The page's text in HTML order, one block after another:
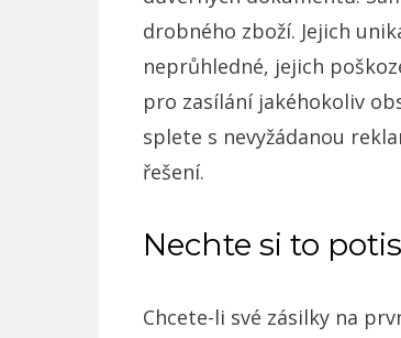
drobného zboží. Jejich
neprůhledné, jejich
pro zasílání jakéhokoliv
splete s nevyžádanou
řešení.
Nechte si to
Chcete-li své zásilky na